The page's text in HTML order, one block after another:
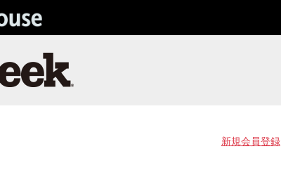
新規会員登録